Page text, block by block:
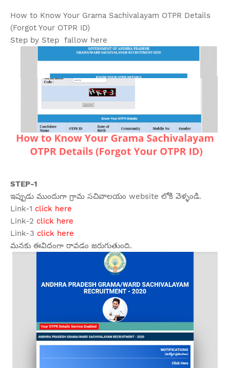
How to Know Your Grama Sachivalayam OTPR Details
(Forgot Your OTPR ID)
Step by Step fallow here
STEP-1
ఇప్పుడు ముందుగా గ్రామ సచివాలయం website లోకి వెళ్ళండి.
Link-1 click here
Link-2 click here
Link-3 click here
మనకు ఈవిదంగా రావడం జరుగుతుంది.